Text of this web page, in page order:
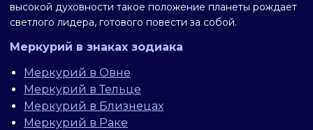
высокой духовности такое положение планеты рождает
светлого лидера, готового повести за собой.
Меркурий в знаках зодиака
Меркурий в Овне
Меркурий в Тельце
Меркурий в Близнецах
Меркурий в Раке